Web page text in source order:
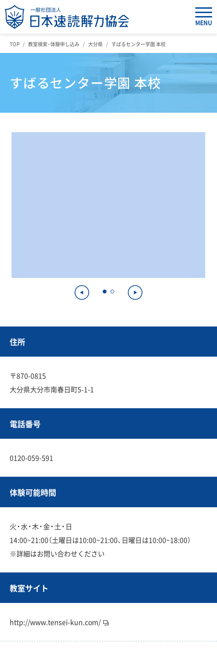
MENU
TOP 教室検索・体験申し込み 大分県 すばるセンター学園 本校
すばるセンター学園 本校
住所
〒870-0815
大分県大分市南春日町5-1-1
電話番号
0120-059-591
体験可能時間
火・水・木・金・土・日
14:00~21:00（土曜日は10:00~21:00、日曜日は10:00~18:00）
※詳細はお問い合わせください
教室サイト
http://www.tensei-kun.com/